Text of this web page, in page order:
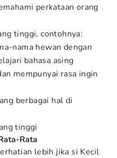
perkataan orang
tinggi, contohnya:
nama hewan dengan
bahasa asing
mempunyai rasa ingin
berbagai hal di
tinggi
Rata
lebih jika si Kecil